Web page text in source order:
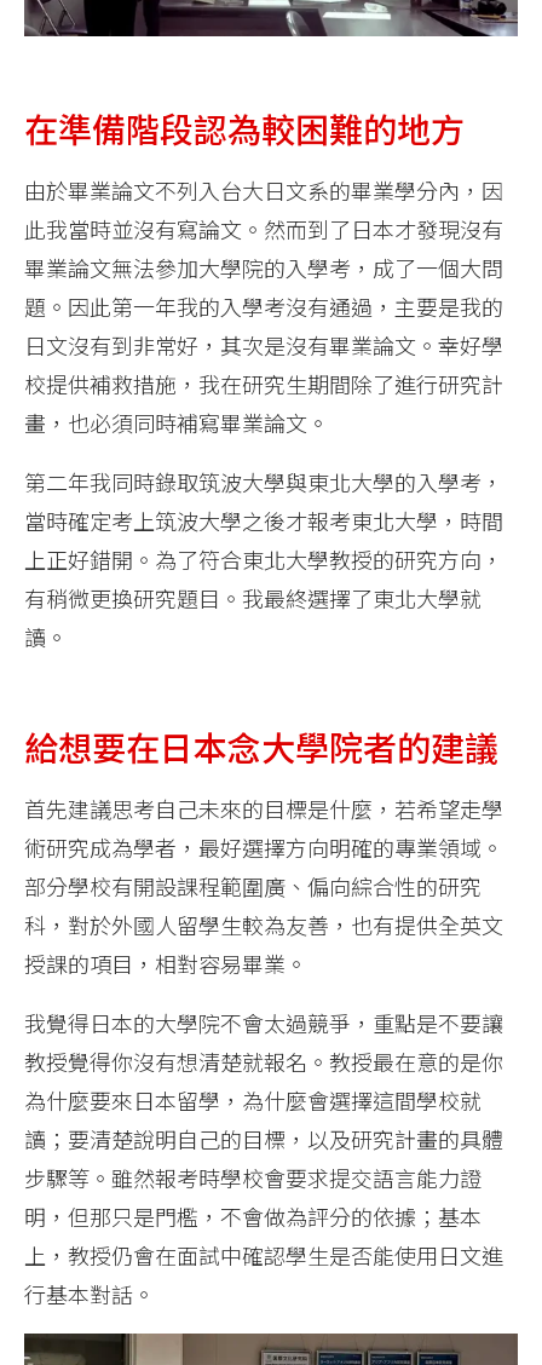
在準備階段認為較困難的地方
由於畢業論文不列入台大日文系的畢業學分內，因
此我當時並沒有寫論文。然而到了日本才發現沒有
畢業論文無法參加大學院的入學考，成了一個大問
題。因此第一年我的入學考沒有通過，主要是我的
日文沒有到非常好，其次是沒有畢業論文。幸好學
校提供補救措施，我在研究生期間除了進行研究計
畫，也必須同時補寫畢業論文。
第二年我同時錄取筑波大學與東北大學的入學考，
當時確定考上筑波大學之後才報考東北大學，時間
上正好錯開。為了符合東北大學教授的研究方向，
有稍微更換研究題目。我最終選擇了東北大學就
讀。
給想要在日本念大學院者的建議
首先建議思考自己未來的目標是什麼，若希望走學
術研究成為學者，最好選擇方向明確的專業領域。
部分學校有開設課程範圍廣、偏向綜合性的研究
科，對於外國人留學生較為友善，也有提供全英文
授課的項目，相對容易畢業。
我覺得日本的大學院不會太過競爭，重點是不要讓
教授覺得你沒有想清楚就報名。教授最在意的是你
為什麼要來日本留學，為什麼會選擇這間學校就
讀；要清楚說明自己的目標，以及研究計畫的具體
步驟等。雖然報考時學校會要求提交語言能力證
明，但那只是門檻，不會做為評分的依據；基本
上，教授仍會在面試中確認學生是否能使用日文進
行基本對話。